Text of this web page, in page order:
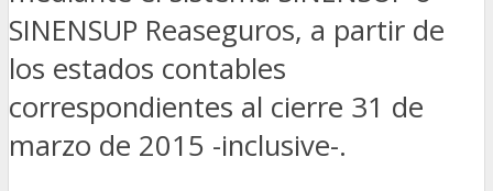
SINENSUP Reaseguros, a partir de
los estados contables
correspondientes al cierre 31 de
marzo de 2015 -inclusive-.